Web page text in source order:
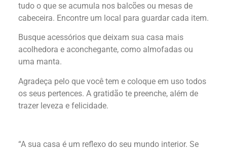
tudo o que se acumula nos balcões ou mesas de
cabeceira. Encontre um local para guardar cada item.
Busque acessórios que deixam sua casa mais
acolhedora e aconchegante, como almofadas ou
uma manta.
Agradeça pelo que você tem e coloque em uso todos
os seus pertences. A gratidão te preenche, além de
trazer leveza e felicidade.
“A sua casa é um reflexo do seu mundo interior. Se